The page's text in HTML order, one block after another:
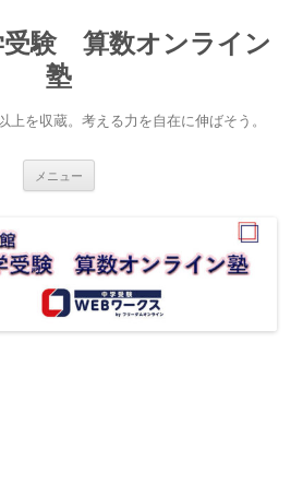
験 算数オンライン
塾
上を収蔵。考える力を自在に伸ばそう。
メニュー